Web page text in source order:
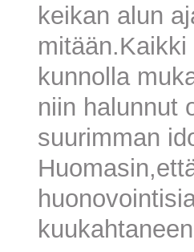
keikan alun
kunnolla
niin halunnut
suurimman